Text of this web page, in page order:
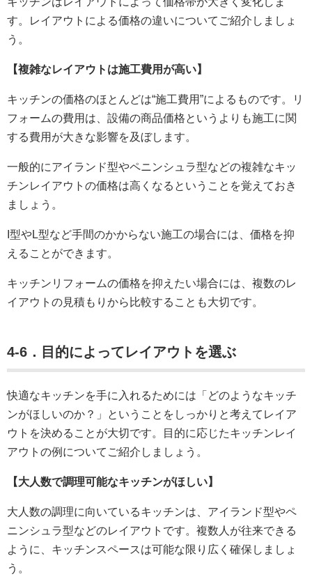
す。レイアウトによる価格の違いについてご紹介しましょ
う。
【複雑なレイアウトは施工費用が高い】
キッチンの価格のほとんどは“施工費用”によるものです。リ
フォームの費用は、設備の商品価格というよりも施工に関
する費用が大きな影響を及ぼします。
一般的にアイランド型やペニンシュラ型などの複雑なキッ
チンレイアウトの価格は高くなるということを覚えておき
ましょう。
I型やL型など手間のかからない施工の場合には、価格を抑
えることができます。
キッチンリフォームの価格を抑えたい場合には、複数のレ
イアウトの見積もりから比較することも大切です。
4-6．目的によってレイアウトを選ぶ
快適なキッチンを手に入れるためには「どのようなキッチ
ンがほしいのか？」ということをしっかりと考えてレイア
ウトを決めることが大切です。目的に応じたキッチンレイ
アウトの例についてご紹介しましょう。
【大人数で調理可能なキッチンがほしい】
大人数の調理に向いているキッチンは、アイランド型やペ
ニンシュラ型などのレイアウトです。複数人が往来できる
ように、キッチンスペースは可能な限り広く確保しましょ
う。